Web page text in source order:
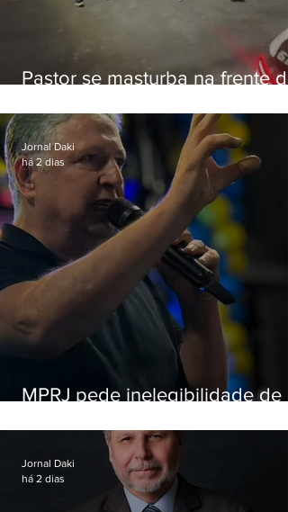
Pastor se masturba na frente de
MPRJ pede inelegibilidade de
Jornal Daki
há 2 dias
Jornal Daki
há 2 dias